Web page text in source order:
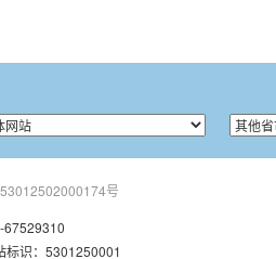
号
67529310
标识：5301250001